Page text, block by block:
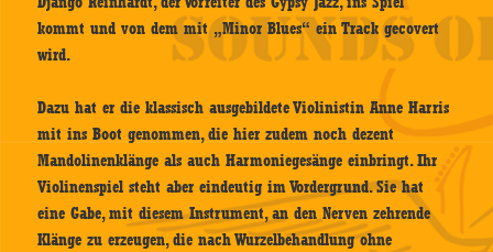
kommt und von dem mit „Minor Blues“ ein Track gecovert
wird.
Dazu hat er die klassisch ausgebildete Violinistin Anne Harris
mit ins Boot genommen, die hier zudem noch dezent
Mandolinenklänge als auch Harmoniegesänge einbringt. Ihr
Violinenspiel steht aber eindeutig im Vordergrund. Sie hat
eine Gabe, mit diesem Instrument, an den Nerven zehrende
Klänge zu erzeugen, die nach Wurzelbehandlung ohne